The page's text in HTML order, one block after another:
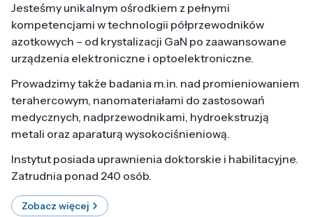
Jesteśmy unikalnym ośrodkiem z pełnymi
kompetencjami w technologii półprzewodników
azotkowych – od krystalizacji GaN po zaawansowane
urządzenia elektroniczne i optoelektroniczne.
Prowadzimy także badania m.in. nad promieniowaniem
terahercowym, nanomateriałami do zastosowań
medycznych, nadprzewodnikami, hydroekstruzją
metali oraz aparaturą wysokociśnieniową.
Instytut posiada uprawnienia doktorskie i habilitacyjne.
Zatrudnia ponad 240 osób.
Zobacz więcej